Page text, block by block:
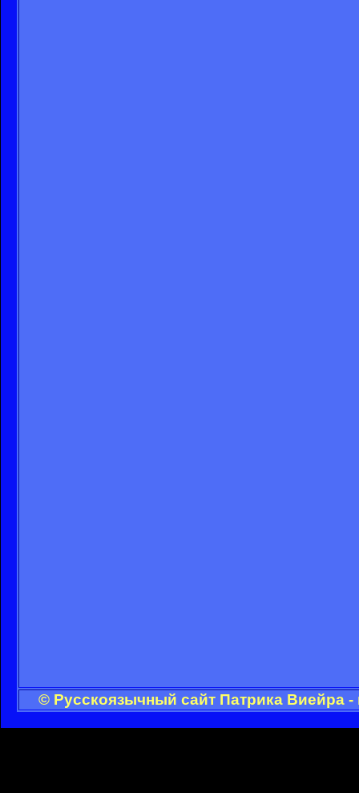
© Русскоязычный сайт Патрика Виейра